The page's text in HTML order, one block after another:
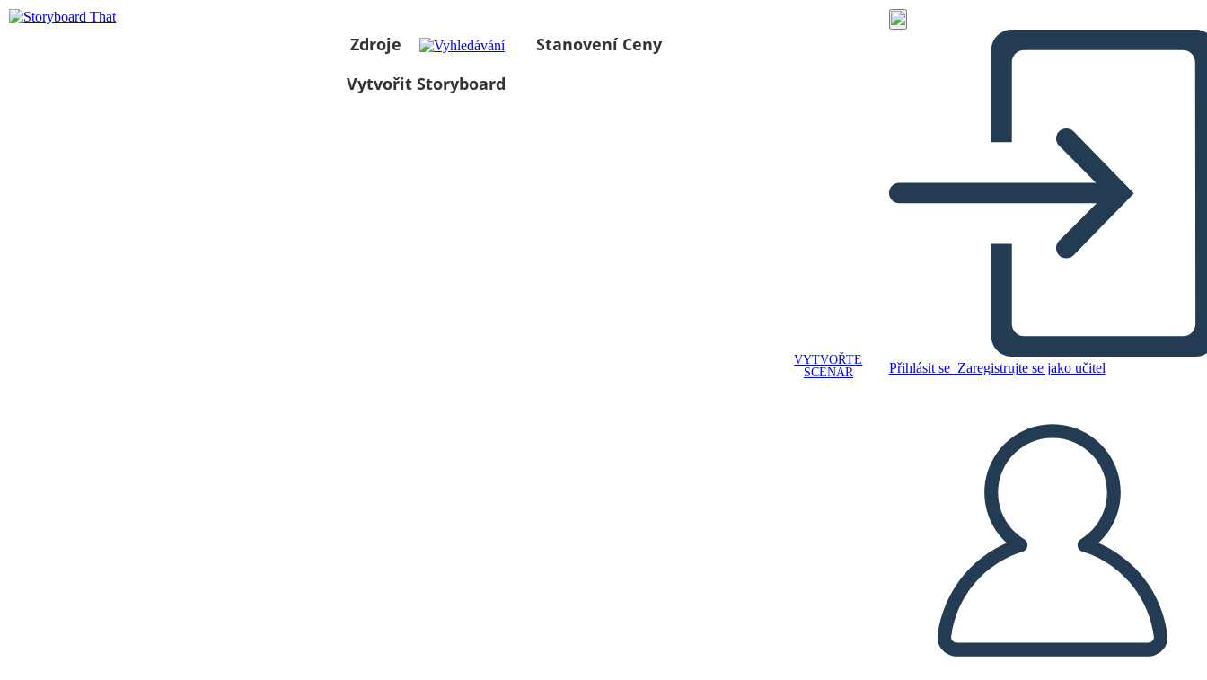
Zdroje
Stanovení Ceny
Vytvořit Storyboard
VYTVOŘTE
SCÉNÁŘ
Přihlásit se Zaregistrujte se jako učitel